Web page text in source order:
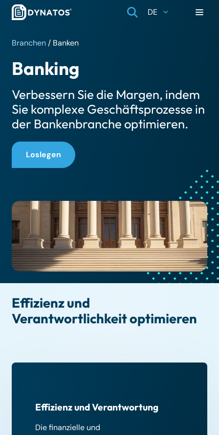
DE
Branchen / Banken
Banking
Verbessern Sie die Margen, indem
Sie komplexe Geschäftsprozesse in
der Bankenbranche optimieren.
Loslegen
Effizienz und
Verantwortlichkeit optimieren
Effizienz und Verantwortung
Die finanzielle und